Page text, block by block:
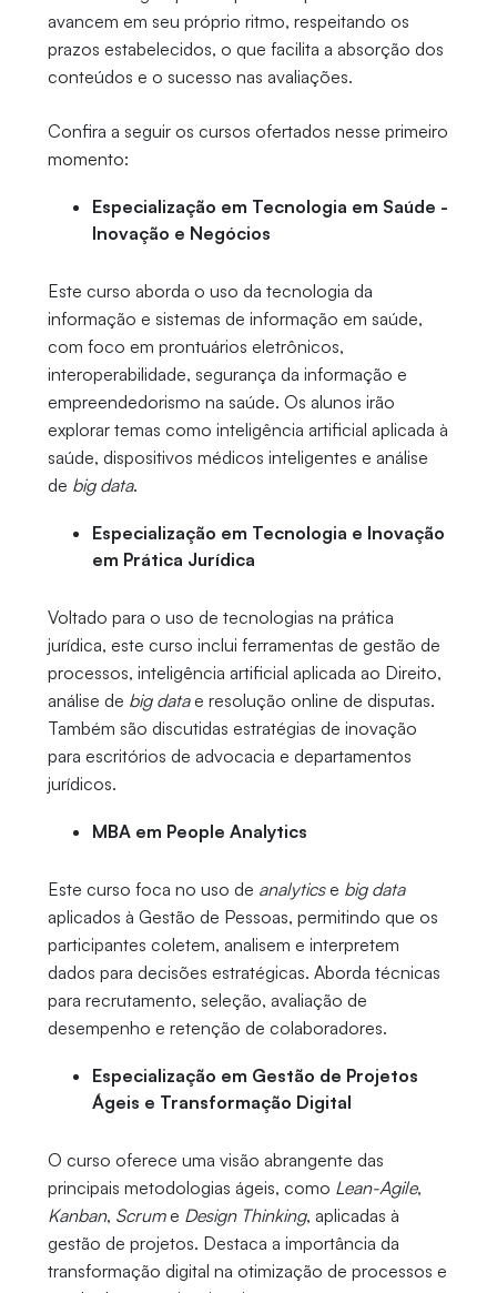
avancem em seu próprio ritmo, respeitando os
prazos estabelecidos, o que facilita a absorção dos
conteúdos e o sucesso nas avaliações.
Confira a seguir os cursos ofertados nesse primeiro
momento:
Especialização em Tecnologia em Saúde -
Inovação e Negócios
Este curso aborda o uso da tecnologia da
informação e sistemas de informação em saúde,
com foco em prontuários eletrônicos,
interoperabilidade, segurança da informação e
empreendedorismo na saúde. Os alunos irão
explorar temas como inteligência artificial aplicada à
saúde, dispositivos médicos inteligentes e análise
de big data.
Especialização em Tecnologia e Inovação
em Prática Jurídica
Voltado para o uso de tecnologias na prática
jurídica, este curso inclui ferramentas de gestão de
processos, inteligência artificial aplicada ao Direito,
análise de big datae resolução online de disputas.
Também são discutidas estratégias de inovação
para escritórios de advocacia e departamentos
jurídicos.
MBA em People Analytics
Este curso foca no uso de analyticse big data
aplicados à Gestão de Pessoas, permitindo que os
participantes coletem, analisem e interpretem
dados para decisões estratégicas. Aborda técnicas
para recrutamento, seleção, avaliação de
desempenho e retenção de colaboradores.
Especialização em Gestão de Projetos
Ágeis e Transformação Digital
O curso oferece uma visão abrangente das
principais metodologias ágeis, como Lean-Agile,
Kanban, Scrume Design Thinking, aplicadas à
gestão de projetos. Destaca a importância da
transformação digital na otimização de processos e